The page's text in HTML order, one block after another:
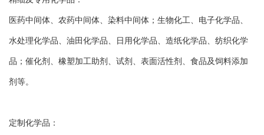
医药中间体、农药中间体、染料中间体；生物化工、电子化学品、
水处理化学品、油田化学品、日用化学品、造纸化学品、纺织化学
品；催化剂、橡塑加工助剂、试剂、表面活性剂、食品及饲料添加
剂等。
定制化学品：